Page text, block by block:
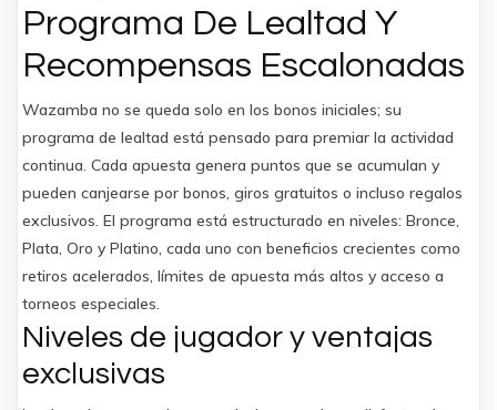
Programa De Lealtad Y
Recompensas Escalonadas
Wazamba no se queda solo en los bonos iniciales; su
programa de lealtad está pensado para premiar la actividad
continua. Cada apuesta genera puntos que se acumulan y
pueden canjearse por bonos, giros gratuitos o incluso regalos
exclusivos. El programa está estructurado en niveles: Bronce,
Plata, Oro y Platino, cada uno con beneficios crecientes como
retiros acelerados, límites de apuesta más altos y acceso a
torneos especiales.
Niveles de jugador y ventajas
exclusivas